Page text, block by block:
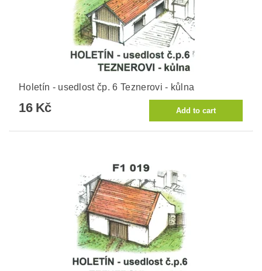
Holetín - usedlost čp. 6 Teznerovi - kůlna
16 Kč